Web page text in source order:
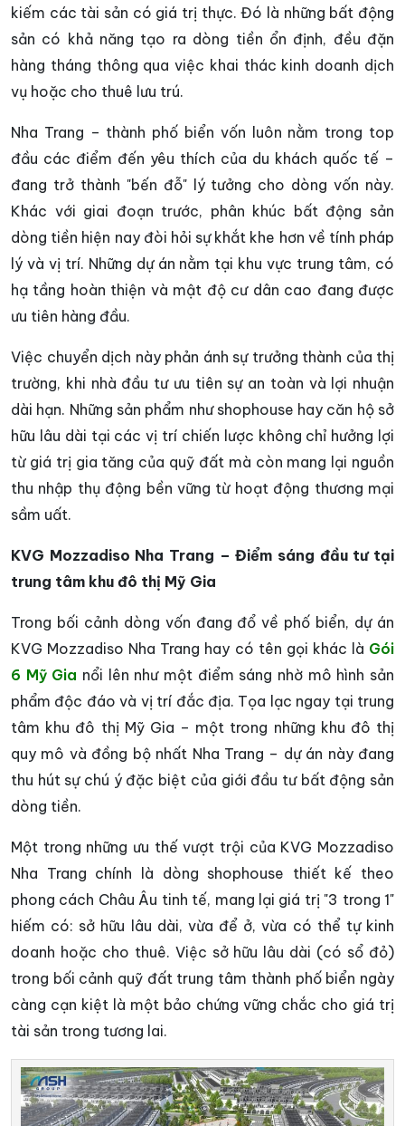
kiếm các tài sản có giá trị thực. Đó là những bất động
sản có khả năng tạo ra dòng tiền ổn định, đều đặn
hàng tháng thông qua việc khai thác kinh doanh dịch
vụ hoặc cho thuê lưu trú.
Nha Trang – thành phố biển vốn luôn nằm trong top
đầu các điểm đến yêu thích của du khách quốc tế –
đang trở thành "bến đỗ" lý tưởng cho dòng vốn này.
Khác với giai đoạn trước, phân khúc bất động sản
dòng tiền hiện nay đòi hỏi sự khắt khe hơn về tính pháp
lý và vị trí. Những dự án nằm tại khu vực trung tâm, có
hạ tầng hoàn thiện và mật độ cư dân cao đang được
ưu tiên hàng đầu.
Việc chuyển dịch này phản ánh sự trưởng thành của thị
trường, khi nhà đầu tư ưu tiên sự an toàn và lợi nhuận
dài hạn. Những sản phẩm như shophouse hay căn hộ sở
hữu lâu dài tại các vị trí chiến lược không chỉ hưởng lợi
từ giá trị gia tăng của quỹ đất mà còn mang lại nguồn
thu nhập thụ động bền vững từ hoạt động thương mại
sầm uất.
KVG Mozzadiso Nha Trang – Điểm sáng đầu tư tại
trung tâm khu đô thị Mỹ Gia
Trong bối cảnh dòng vốn đang đổ về phố biển, dự án
KVG Mozzadiso Nha Trang hay có tên gọi khác là Gói
6 Mỹ Gia nổi lên như một điểm sáng nhờ mô hình sản
phẩm độc đáo và vị trí đắc địa. Tọa lạc ngay tại trung
tâm khu đô thị Mỹ Gia – một trong những khu đô thị
quy mô và đồng bộ nhất Nha Trang – dự án này đang
thu hút sự chú ý đặc biệt của giới đầu tư bất động sản
dòng tiền.
Một trong những ưu thế vượt trội của KVG Mozzadiso
Nha Trang chính là dòng shophouse thiết kế theo
phong cách Châu Âu tinh tế, mang lại giá trị "3 trong 1"
hiếm có: sở hữu lâu dài, vừa để ở, vừa có thể tự kinh
doanh hoặc cho thuê. Việc sở hữu lâu dài (có sổ đỏ)
trong bối cảnh quỹ đất trung tâm thành phố biển ngày
càng cạn kiệt là một bảo chứng vững chắc cho giá trị
tài sản trong tương lai.